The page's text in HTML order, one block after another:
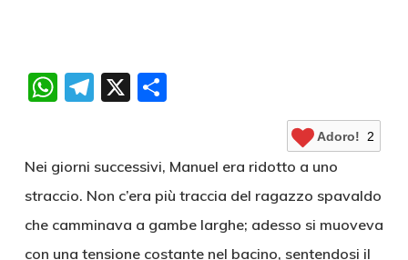
WhatsApp
Telegram
X Condividi
Adoro! 2
Nei giorni successivi, Manuel era ridotto a uno
straccio. Non c’era più traccia del ragazzo spavaldo
che camminava a gambe larghe; adesso si muoveva
con una tensione costante nel bacino, sentendosi il